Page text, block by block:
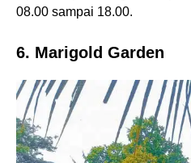
08.00 sampai 18.00.
6. Marigold Garden